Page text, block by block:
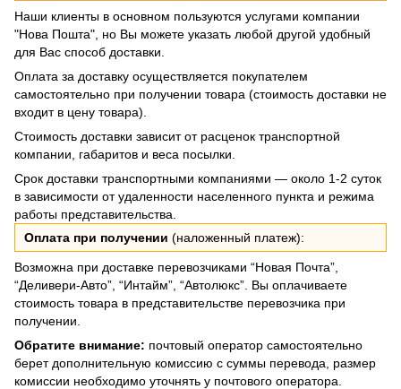
Наши клиенты в основном пользуются услугами компании
"Нова Пошта", но Вы можете указать любой другой удобный
для Вас способ доставки.
Оплата за доставку осуществляется покупателем
самостоятельно при получении товара (стоимость доставки не
входит в цену товара).
Стоимость доставки зависит от расценок транспортной
компании, габаритов и веса посылки.
Срок доставки транспортными компаниями — около 1-2 суток
в зависимости от удаленности населенного пункта и режима
работы представительства.
Оплата при получении (наложенный платеж):
Возможна при доставке перевозчиками “Новая Почта”,
“Деливери-Авто”, “Интайм”, “Автолюкс”. Вы оплачиваете
стоимость товара в представительстве перевозчика при
получении.
Обратите внимание: почтовый оператор самостоятельно
берет дополнительную комиссию с суммы перевода, размер
комиссии необходимо уточнять у почтового оператора.